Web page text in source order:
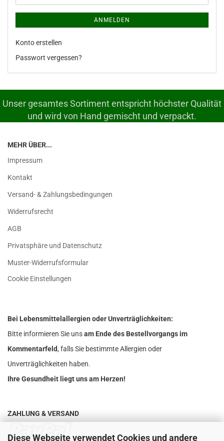
Diese Webseite verwendet Cookies und andere
ANMELDEN
Konto erstellen
Passwort vergessen?
Unser gesamtes Sortiment entspricht höchster Qualität
und wird von Hand gemischt und verpackt.
MEHR ÜBER...
Impressum
Kontakt
Versand- & Zahlungsbedingungen
Widerrufsrecht
AGB
Privatsphäre und Datenschutz
Muster-Widerrufsformular
Cookie Einstellungen
Bei Lebensmittelallergien oder Unverträglichkeiten:
Bitte informieren Sie unsam Ende des Bestellvorgangs im
Kommentarfeld, falls Sie bestimmte Allergien oder
Unverträglichkeiten haben.
Ihre Gesundheit liegt uns am Herzen!
ZAHLUNG & VERSAND